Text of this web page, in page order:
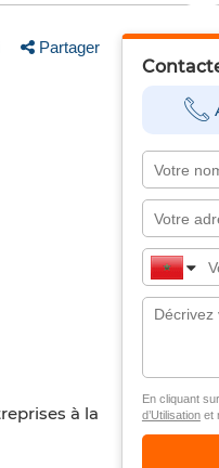
Partager
à la
En cliquant
d’Utilisationet